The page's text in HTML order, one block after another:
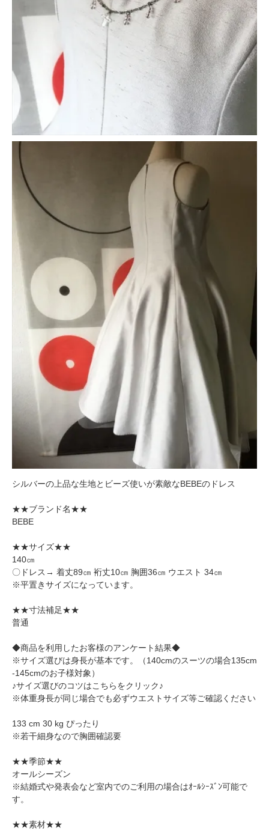
シルバーの上品な生地とビーズ使いが素敵なBEBEのドレス
★★ブランド名★★
BEBE
★★サイズ★★
140㎝
〇ドレス→ 着丈89㎝ 裄丈10㎝ 胸囲36㎝ ウエスト 34㎝
※平置きサイズになっています。
★★寸法補足★★
普通
◆商品を利用したお客様のアンケート結果◆
※サイズ選びは身長が基本です。（140cmのスーツの場合135cm
-145cmのお子様対象）
♪サイズ選びのコツはこちらをクリック♪
※体重身長が同じ場合でも必ずウエストサイズ等ご確認ください
133 cm 30 kg ぴったり
※若干細身なので胸囲確認要
★★季節★★
オールシーズン
※結婚式や発表会など室内でのご利用の場合はｵｰﾙｼｰｽﾞﾝ可能で
す。
★★素材★★